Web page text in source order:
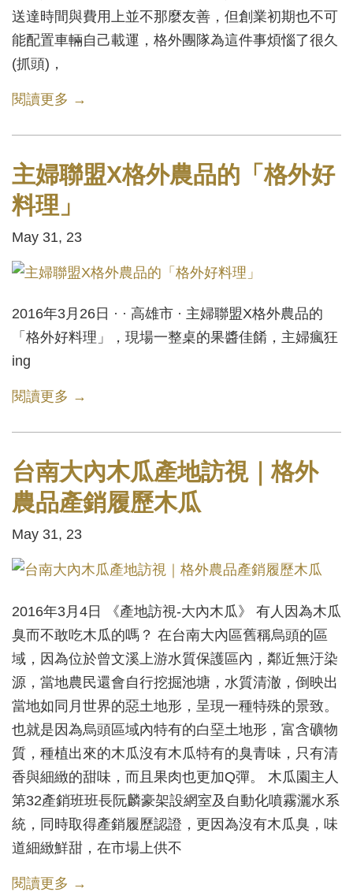
送達時間與費用上並不那麼友善，但創業初期也不可
能配置車輛自己載運，格外團隊為這件事煩惱了很久
(抓頭)，
閱讀更多 →
主婦聯盟X格外農品的「格外好
料理」
May 31, 23
2016年3月26日 · · 高雄市 · 主婦聯盟X格外農品的
「格外好料理」，現場一整桌的果醬佳餚，主婦瘋狂
ing
閱讀更多 →
台南大內木瓜產地訪視｜格外
農品產銷履歷木瓜
May 31, 23
2016年3月4日 《產地訪視-大內木瓜》 有人因為木瓜
臭而不敢吃木瓜的嗎？ 在台南大內區舊稱烏頭的區
域，因為位於曾文溪上游水質保護區內，鄰近無汙染
源，當地農民還會自行挖掘池塘，水質清澈，倒映出
當地如同月世界的惡土地形，呈現一種特殊的景致。
也就是因為烏頭區域內特有的白堊土地形，富含礦物
質，種植出來的木瓜沒有木瓜特有的臭青味，只有清
香與細緻的甜味，而且果肉也更加Q彈。 木瓜園主人
第32產銷班班長阮麟豪架設網室及自動化噴霧灑水系
統，同時取得產銷履歷認證，更因為沒有木瓜臭，味
道細緻鮮甜，在市場上供不
閱讀更多 →